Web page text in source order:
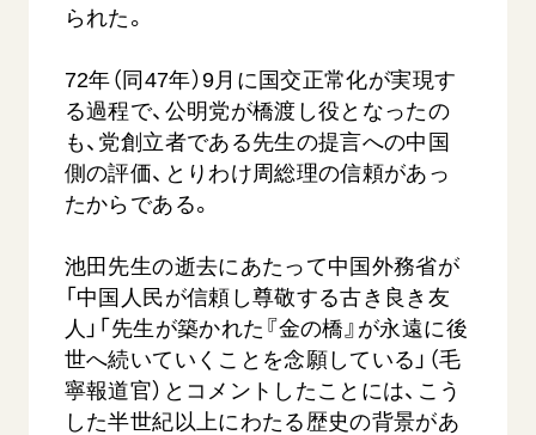
られた。
72年（同47年）9月に国交正常化が実現す
る過程で、公明党が橋渡し役となったの
も、党創立者である先生の提言への中国
側の評価、とりわけ周総理の信頼があっ
たからである。
池田先生の逝去にあたって中国外務省が
「中国人民が信頼し尊敬する古き良き友
人」「先生が築かれた『金の橋』が永遠に後
世へ続いていくことを念願している」（毛
寧報道官）とコメントしたことには、こう
した半世紀以上にわたる歴史の背景があ